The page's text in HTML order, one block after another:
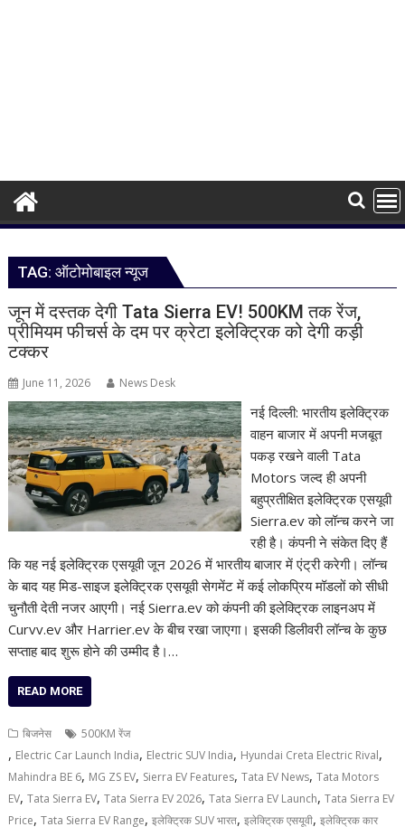
TAG:ऑटोमोबाइल न्यूज
जून में दस्तक देगी Tata Sierra EV! 500KM तक रेंज,
प्रीमियम फीचर्स के दम पर क्रेटा इलेक्ट्रिक को देगी कड़ी
टक्कर
June 11, 2026 News Desk
नई दिल्ली: भारतीय इलेक्ट्रिक
वाहन बाजार में अपनी मजबूत
पकड़ रखने वाली Tata
Motors जल्द ही अपनी
बहुप्रतीक्षित इलेक्ट्रिक एसयूवी
Sierra.ev को लॉन्च करने जा
रही है। कंपनी ने संकेत दिए हैं
कि यह नई इलेक्ट्रिक एसयूवी जून 2026 में भारतीय बाजार में एंट्री करेगी। लॉन्च
के बाद यह मिड-साइज इलेक्ट्रिक एसयूवी सेगमेंट में कई लोकप्रिय मॉडलों को सीधी
चुनौती देती नजर आएगी। नई Sierra.ev को कंपनी की इलेक्ट्रिक लाइनअप में
Curvv.ev और Harrier.ev के बीच रखा जाएगा। इसकी डिलीवरी लॉन्च के कुछ
सप्ताह बाद शुरू होने की उम्मीद है।…
READ MORE
बिजनेस 500KM रेंज
, Electric Car Launch India, Electric SUV India, Hyundai Creta Electric Rival,
Mahindra BE 6, MG ZS EV, Sierra EV Features,Tata EV News,Tata Motors
EV,Tata Sierra EV,Tata Sierra EV 2026,Tata Sierra EV Launch,Tata Sierra EV
Price,Tata Sierra EV Range,इलेक्ट्रिक SUV भारत,इलेक्ट्रिक एसयूवी,इलेक्ट्रिक कार